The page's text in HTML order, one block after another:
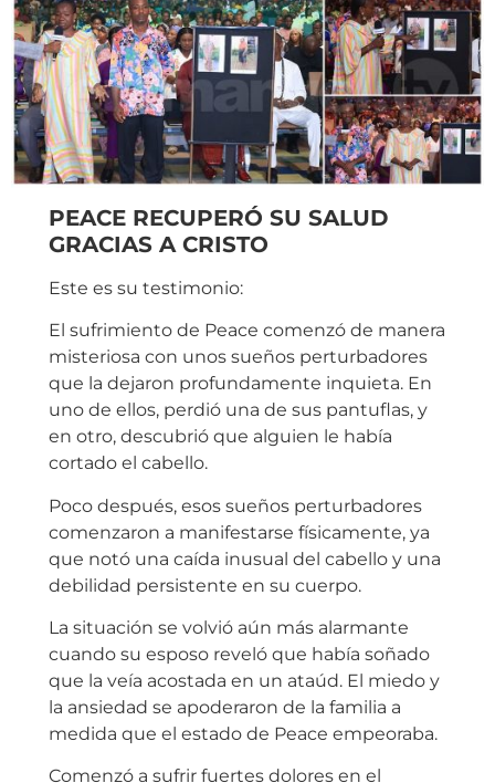
PEACE RECUPERÓ SU SALUD
GRACIAS A CRISTO
Este es su testimonio:
El sufrimiento de Peace comenzó de manera
misteriosa con unos sueños perturbadores
que la dejaron profundamente inquieta. En
uno de ellos, perdió una de sus pantuflas, y
en otro, descubrió que alguien le había
cortado el cabello.
Poco después, esos sueños perturbadores
comenzaron a manifestarse físicamente, ya
que notó una caída inusual del cabello y una
debilidad persistente en su cuerpo.
La situación se volvió aún más alarmante
cuando su esposo reveló que había soñado
que la veía acostada en un ataúd. El miedo y
la ansiedad se apoderaron de la familia a
medida que el estado de Peace empeoraba.
Comenzó a sufrir fuertes dolores en el